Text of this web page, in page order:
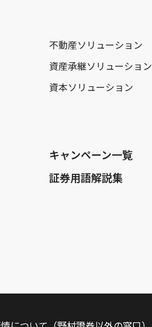
不動産ソリューション
資産承継ソリューション
資本ソリューション
キャンペーン一覧
証券用語解説集